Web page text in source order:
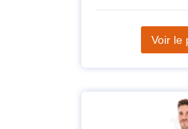
Voir le